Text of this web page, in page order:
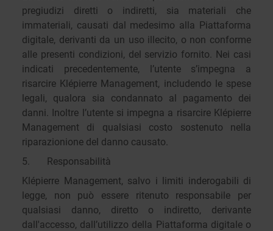
pregiudizi diretti o indiretti, sia materiali che
immateriali, causati dal medesimo alla Piattaforma
digitale, derivanti da un uso illecito, o non conforme
alle presenti condizioni, del servizio fornito. Nei casi
indicati precedentemente, l’utente s’impegna a
risarcire Klépierre Management, includendo le spese
legali, qualora sia condannato al pagamento dei
danni. Inoltre l’utente si impegna a risarcire Klépierre
Management di qualsiasi costo sostenuto nella
riparazionione del danno causato.
5. Responsabilità
Klépierre Management, salvo i limiti inderogabili di
legge, non può essere ritenuto responsabile per
qualsiasi danno, diretto o indiretto, derivante
dall'accesso, dall’utilizzo della Piattaforma digitale o